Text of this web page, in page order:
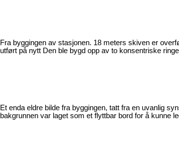
Fra byggingen av stasjonen. 18 meters skiven er
utført på nytt Den ble bygd opp av to konsentriske
Et enda eldre bilde fra byggingen, tatt fra en uvanlig
bakgrunnen var laget som et flyttbar bord for å kunne